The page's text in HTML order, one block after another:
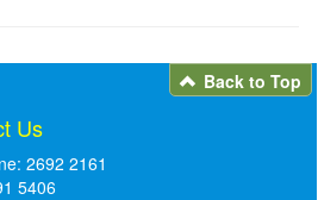
Back to Top
Us
2692 2161
5406